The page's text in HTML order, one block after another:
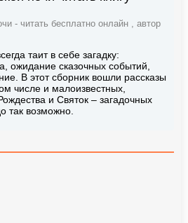
- читать бесплатно онлайн , автор
таит в себе загадку:
ожидание сказочных событий,
В этот сборник вошли рассказы
числе и малоизвестных,
и Святок – загадочных
так возможно.